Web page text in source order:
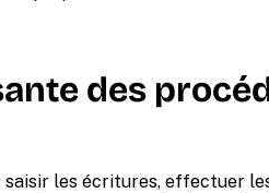
des
les écritures, effectuer